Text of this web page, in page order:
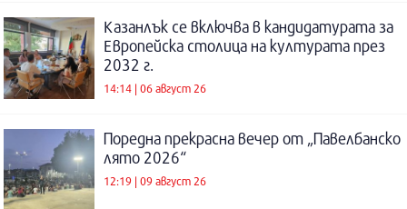
Казанлък се включва в кандидатурата за
Европейска столица на културата през
2032 г.
14:14 | 06 август 26
Поредна прекрасна вечер от „Павелбанско
лято 2026“
12:19 | 09 август 26